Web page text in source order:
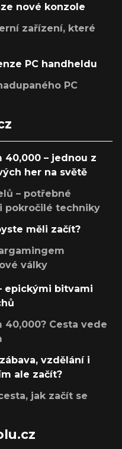
nové konzole
zařízení, které
PC handheldu
PC
40,000 – jednou z
her na světě
– potřebné
pokročilé techniky
měli začít?
války
epickými bitvami
40,000? Cesta vede
vzdělání i
ale začít?
jak začít se